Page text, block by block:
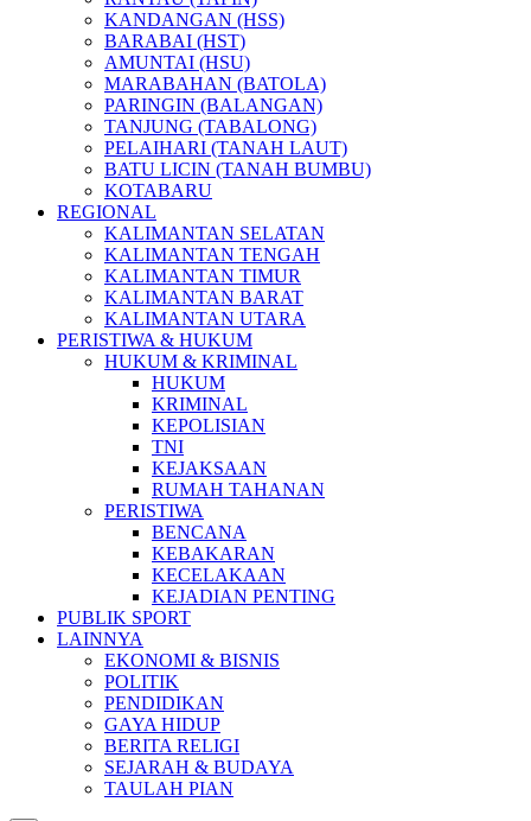
KANDANGAN (HSS)
BARABAI (HST)
AMUNTAI (HSU)
MARABAHAN (BATOLA)
PARINGIN (BALANGAN)
TANJUNG (TABALONG)
PELAIHARI (TANAH LAUT)
BATU LICIN (TANAH BUMBU)
KOTABARU
REGIONAL
KALIMANTAN SELATAN
KALIMANTAN TENGAH
KALIMANTAN TIMUR
KALIMANTAN BARAT
KALIMANTAN UTARA
PERISTIWA & HUKUM
HUKUM & KRIMINAL
HUKUM
KRIMINAL
KEPOLISIAN
TNI
KEJAKSAAN
RUMAH TAHANAN
PERISTIWA
BENCANA
KEBAKARAN
KECELAKAAN
KEJADIAN PENTING
PUBLIK SPORT
LAINNYA
EKONOMI & BISNIS
POLITIK
PENDIDIKAN
GAYA HIDUP
BERITA RELIGI
SEJARAH & BUDAYA
TAULAH PIAN